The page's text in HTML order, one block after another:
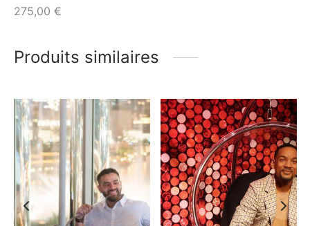
275,00 €
Produits similaires